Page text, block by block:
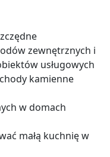
zewnętrznych i
usługowych
kamienne
w domach
małą kuchnię w